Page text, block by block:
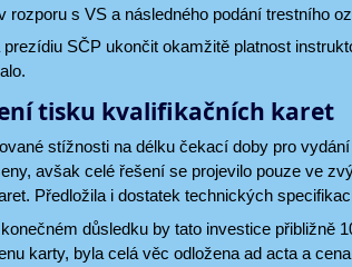
rozporu s VS a následného podání trestního
SČP ukončit okamžitě platnost
tisku kvalifikačních karet
stížnosti na délku čekací doby pro
avšak celé řešení se projevilo pouze ve
Předložila i dostatek technických
důsledku by tato investice přibližně
karty, byla celá věc odložena ad acta a